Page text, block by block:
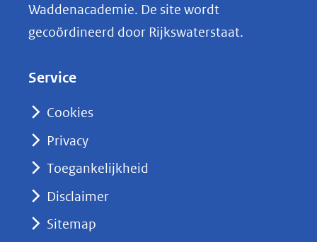
k
e
nieuw
naar
Waddenacademie. De site wordt
gecoördineerd door Rijkswaterstaat.
Service
Cookies
Privacy
Toegankelijkheid
Disclaimer
Sitemap